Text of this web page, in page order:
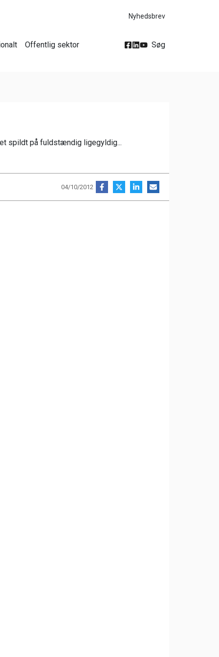
Nyhedsbrev
Offentlig sektor Søg
spildt på fuldstændig ligegyldig...
04/10/2012